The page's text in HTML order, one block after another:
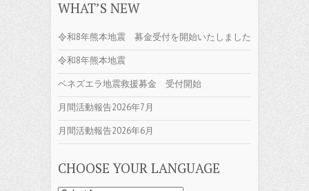
WHAT’S NEW
令和8年熊本地震 募金受付を開始いたしました
令和8年熊本地震
ベネズエラ地震救援募金 受付開始
月間活動報告2026年7月
月間活動報告2026年6月
CHOOSE YOUR LANGUAGE